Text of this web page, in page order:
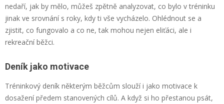
nedaří, jak by mělo, můžeš zpětně analyzovat, co bylo v tréninku
jinak ve srovnání s roky, kdy ti vše vycházelo. Ohlédnout se a
zjistit, co fungovalo a co ne, tak mohou nejen eliťáci, ale i
rekreační běžci.
Deník jako motivace
Tréninkový deník některým běžcům slouží i jako motivace k
dosažení předem stanovených cílů. A když si ho přestanou psát,